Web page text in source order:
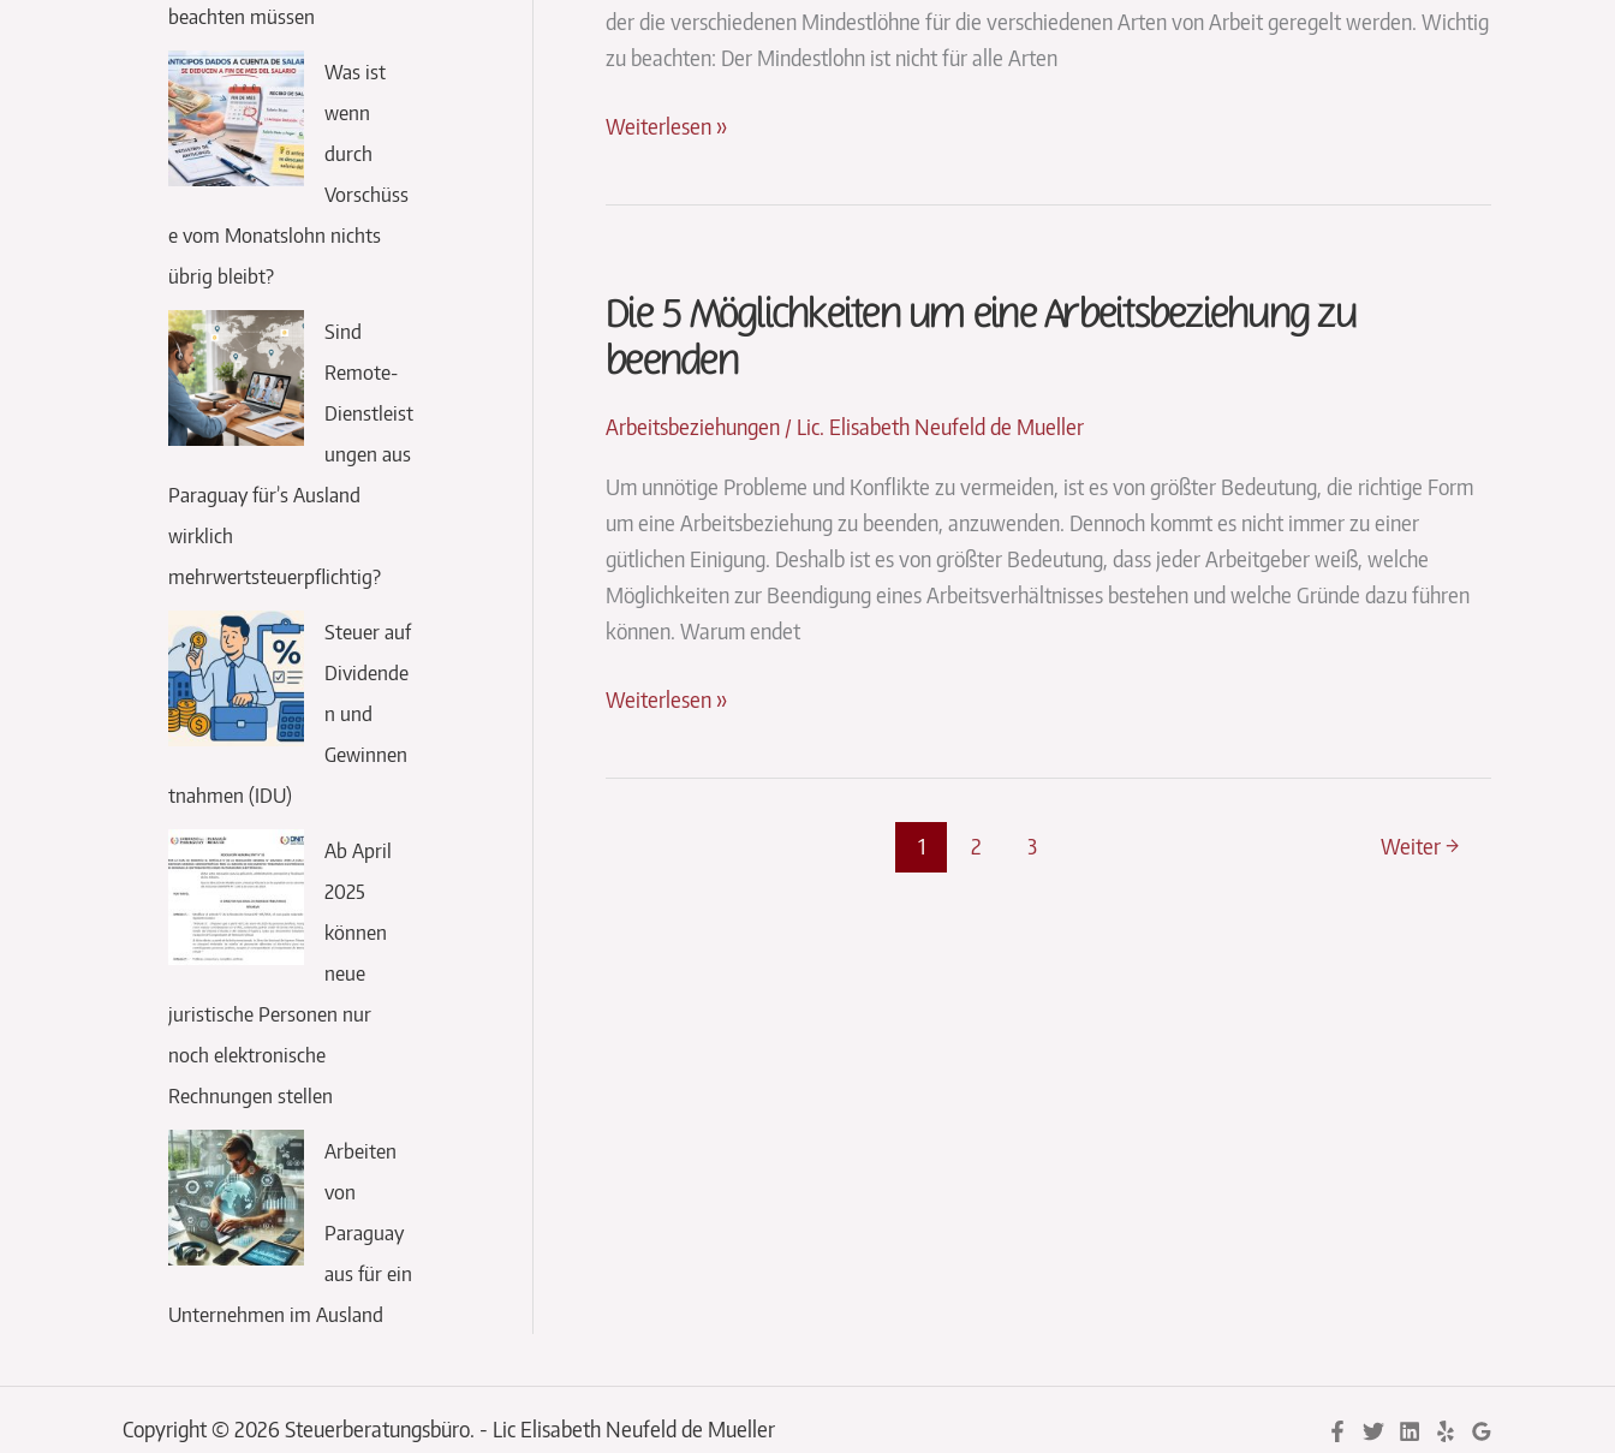
beachten müssen
Was ist
wenn
durch
Vorschüss
e vom Monatslohn nichts
übrig bleibt?
Sind
Remote-
Dienstleist
ungen aus
Paraguay für’s Ausland
wirklich
mehrwertsteuerpflichtig?
Steuer auf
Dividende
n und
Gewinnen
tnahmen (IDU)
Ab April
2025
können
neue
juristische Personen nur
noch elektronische
Rechnungen stellen
Arbeiten
von
Paraguay
aus für ein
Unternehmen im Ausland
der die verschiedenen Mindestlöhne für die verschiedenen Arten von Arbeit geregelt werden. Wichtig
zu beachten: Der Mindestlohn ist nicht für alle Arten
Der
Weiterlesen »
Die 5 Möglichkeiten um eine Arbeitsbeziehung zu
beenden
Arbeitsbeziehungen / Lic. Elisabeth Neufeld de Mueller
Um unnötige Probleme und Konflikte zu vermeiden, ist es von größter Bedeutung, die richtige Form
um eine Arbeitsbeziehung zu beenden, anzuwenden. Dennoch kommt es nicht immer zu einer
gütlichen Einigung. Deshalb ist es von größter Bedeutung, dass jeder Arbeitgeber weiß, welche
Möglichkeiten zur Beendigung eines Arbeitsverhältnisses bestehen und welche Gründe dazu führen
können. Warum endet
Die
Weiterlesen »
1 2 3 Weiter→
Copyright © 2026 Steuerberatungsbüro. - Lic Elisabeth Neufeld de Mueller